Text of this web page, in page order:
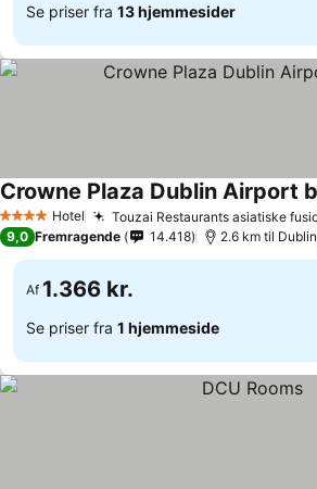
Se priser fra 13 hjemmesider
4 StjernerHotel Touzai Restaurants asiatiske
Crowne Plaza Dublin Airport
9,0 Fremragende 14.418 2.6 km til
Af 1.366 kr.
Se priser fra 1 hjemmeside